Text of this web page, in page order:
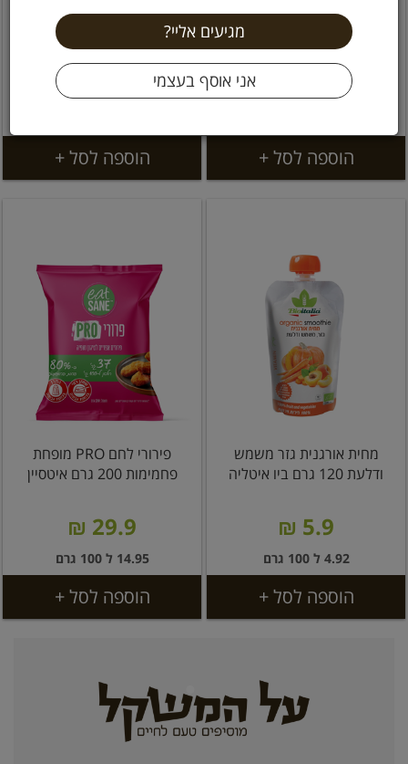
סקוויז מחית תפוח ומנגו
אורגני 100 גרם השדה
הוספה לסל +
פולנטה להכנה מהירה ללג
הוספה לסל +
מחית אורגנית גזר משמש
ודלעת 120 גרם ביו איטליה
5.9 ₪
4.92 ל 100 גרם
הוספה לסל +
פירורי לחם PRO מופחת
פחמימות 200 גרם איטסיין
29.9 ₪
14.95 ל 100 גרם
הוספה לסל +